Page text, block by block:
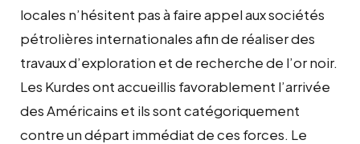
locales n’hésitent pas à faire appel aux sociétés
pétrolières internationales afin de réaliser des
travaux d’exploration et de recherche de l’or noir.
Les Kurdes ont accueillis favorablement l’arrivée
des Américains et ils sont catégoriquement
contre un départ immédiat de ces forces. Le